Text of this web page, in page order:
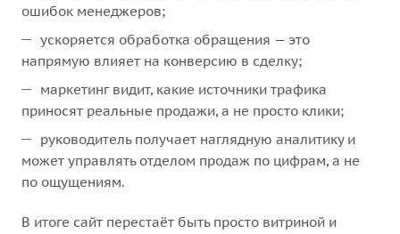
ошибок менеджеров;
ускоряется обработка обращения — это
напрямую влияет на конверсию в сделку;
маркетинг видит, какие источники трафика
приносят реальные продажи, а не просто клики;
руководитель получает наглядную аналитику и
может управлять отделом продаж по цифрам, а не
по ощущениям.
В итоге сайт перестаёт быть просто витриной и